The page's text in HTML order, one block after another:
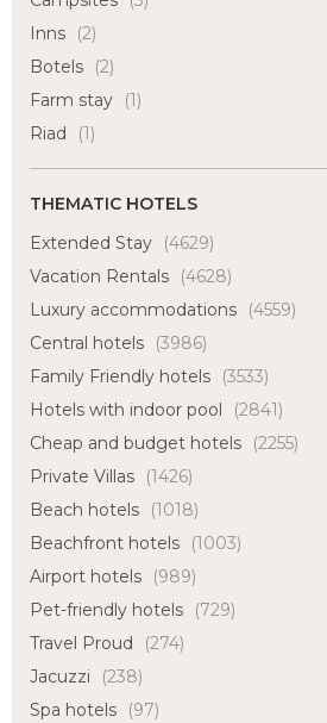
Inns
(2)
Botels
(2)
Farm stay
(1)
Riad
(1)
THEMATIC HOTELS
Extended Stay
(4629)
Vacation Rentals
(4628)
Luxury accommodations
(4559)
Central hotels
(3986)
Family Friendly hotels
(3533)
Hotels with indoor pool
(2841)
Cheap and budget hotels
(2255)
Private Villas
(1426)
Beach hotels
(1018)
Beachfront hotels
(1003)
Airport hotels
(989)
Pet-friendly hotels
(729)
Travel Proud
(274)
Jacuzzi
(238)
Spa hotels
(97)